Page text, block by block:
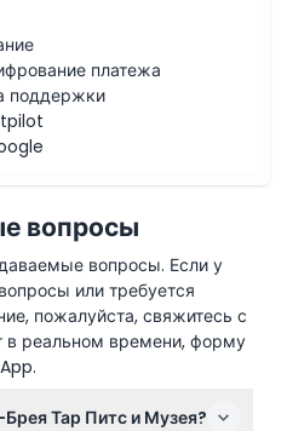
платежа
поддержки
вопросы
вопросы. Если у
или требуется
пожалуйста, свяжитесь с
в реальном времени, форму
Тар Питс и Музея?